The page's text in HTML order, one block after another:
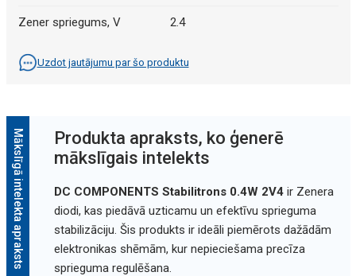
Zener spriegums, V 2.4
Uzdot jautājumu par šo produktu
Mākslīgā intelekta apraksts
Produkta apraksts, ko ģenerē
mākslīgais intelekts
DC COMPONENTS Stabilitrons 0.4W 2V4ir Zenera
diodi, kas piedāvā uzticamu un efektīvu sprieguma
stabilizāciju. Šis produkts ir ideāli piemērots dažādām
elektronikas shēmām, kur nepieciešama precīza
sprieguma regulēšana.